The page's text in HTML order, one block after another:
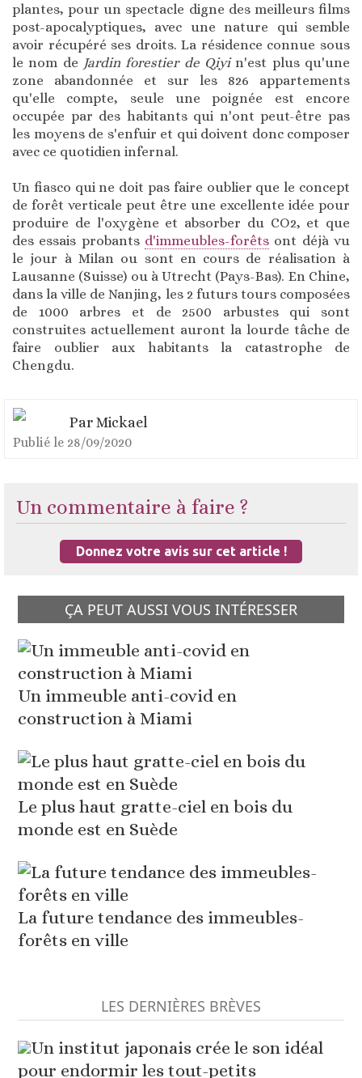
plantes, pour un spectacle digne des meilleurs films
post-apocalyptiques, avec une nature qui semble
avoir récupéré ses droits. La résidence connue sous
le nom de Jardin forestier de Qiyin'est plus qu'une
zone abandonnée et sur les 826 appartements
qu'elle compte, seule une poignée est encore
occupée par des habitants qui n'ont peut-être pas
les moyens de s'enfuir et qui doivent donc composer
avec ce quotidien infernal.
Un fiasco qui ne doit pas faire oublier que le concept
de forêt verticale peut être une excellente idée pour
produire de l'oxygène et absorber du CO2, et que
des essais probants d'immeubles-forêts ont déjà vu
le jour à Milan ou sont en cours de réalisation à
Lausanne (Suisse) ou à Utrecht (Pays-Bas). En Chine,
dans la ville de Nanjing, les 2 futurs tours composées
de 1000 arbres et de 2500 arbustes qui sont
construites actuellement auront la lourde tâche de
faire oublier aux habitants la catastrophe de
Chengdu.
Par Mickael
Publié le 28/09/2020
Un commentaire à faire ?
Donnez votre avis sur cet article !
ÇA PEUT AUSSI VOUS INTÉRESSER
Un immeuble anti-covid en
construction à Miami
Le plus haut gratte-ciel en bois du
monde est en Suède
La future tendance des immeubles-
forêts en ville
LES DERNIÈRES BRÈVES
Un institut japonais crée le son idéal
pour endormir les tout-petits